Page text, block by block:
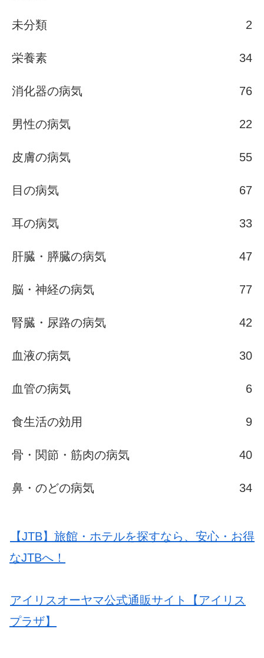
未分類 2
栄養素 34
消化器の病気 76
男性の病気 22
皮膚の病気 55
目の病気 67
耳の病気 33
肝臓・膵臓の病気 47
脳・神経の病気 77
腎臓・尿路の病気 42
血液の病気 30
血管の病気 6
食生活の効用 9
骨・関節・筋肉の病気 40
鼻・のどの病気 34
【JTB】旅館・ホテルを探すなら、安心・お得
なJTBへ！
アイリスオーヤマ公式通販サイト【アイリス
プラザ】